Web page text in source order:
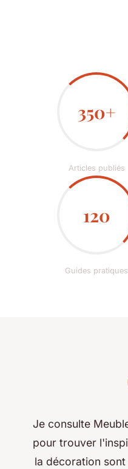
350+
Articles publiés
120
Guides pratiques
Je consulte
pour trouver
la décoration